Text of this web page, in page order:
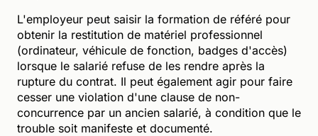
L'employeur peut saisir la formation de référé pour
obtenir la restitution de matériel professionnel
(ordinateur, véhicule de fonction, badges d'accès)
lorsque le salarié refuse de les rendre après la
rupture du contrat. Il peut également agir pour faire
cesser une violation d'une clause de non-
concurrence par un ancien salarié, à condition que le
trouble soit manifeste et documenté.